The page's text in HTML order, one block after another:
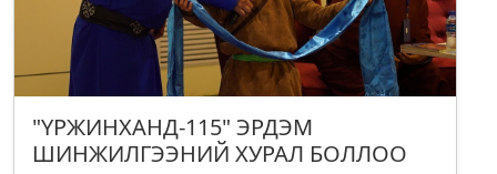
"ҮРЖИНХАНД-115" ЭРДЭМ
ШИНЖИЛГЭЭНИЙ ХУРАЛ БОЛЛОО